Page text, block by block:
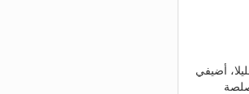
أضيفي